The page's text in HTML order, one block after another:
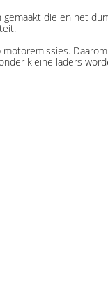
die en het
kleine laders